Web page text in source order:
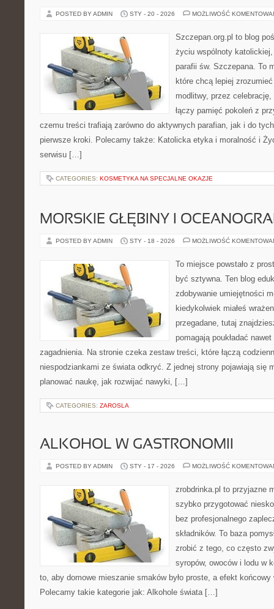
POSTED BY ADMIN STY - 20 - 2026 MOŻLIWOŚĆ
Szczepan.org.pl to blog
życiu wspólnoty
parafii św. Szczepana. To
które chcą lepiej
modlitwy, przez
łączy pamięć pokoleń z
czemu treści trafiają zarówno do aktywnych parafian, jak i do
pierwsze kroki. Polecamy także: Katolicka etyka i moralność i
serwisu […]
CATEGORIES: KOSMETYKA NA SPECJALNE OKAZJE
MORSKIE GŁĘBINY I
POSTED BY ADMIN STY - 18 - 2026 MOŻLIWOŚĆ
To miejsce powstało z
być sztywna. Ten blog
zdobywanie umiejętności
kiedykolwiek miałeś
przegadane, tutaj
pomagają poukładać
zagadnienia. Na stronie czeka zestaw treści, które łączą
niespodziankami ze świata odkryć. Z jednej strony pojawiają się
planować naukę, jak rozwijać nawyki, […]
CATEGORIES: ZAROSLA
ALKOHOL W GASTRONOMII
POSTED BY ADMIN STY - 17 - 2026 MOŻLIWOŚĆ
zrobdrinka.pl to przyjazne
szybko przygotować
bez profesjonalnego
składników. To baza
zrobić z tego, co często
syropów, owoców i lodu w
to, aby domowe mieszanie smaków było proste, a efekt końcowy
Polecamy takie kategorie jak: Alkohole świata […]